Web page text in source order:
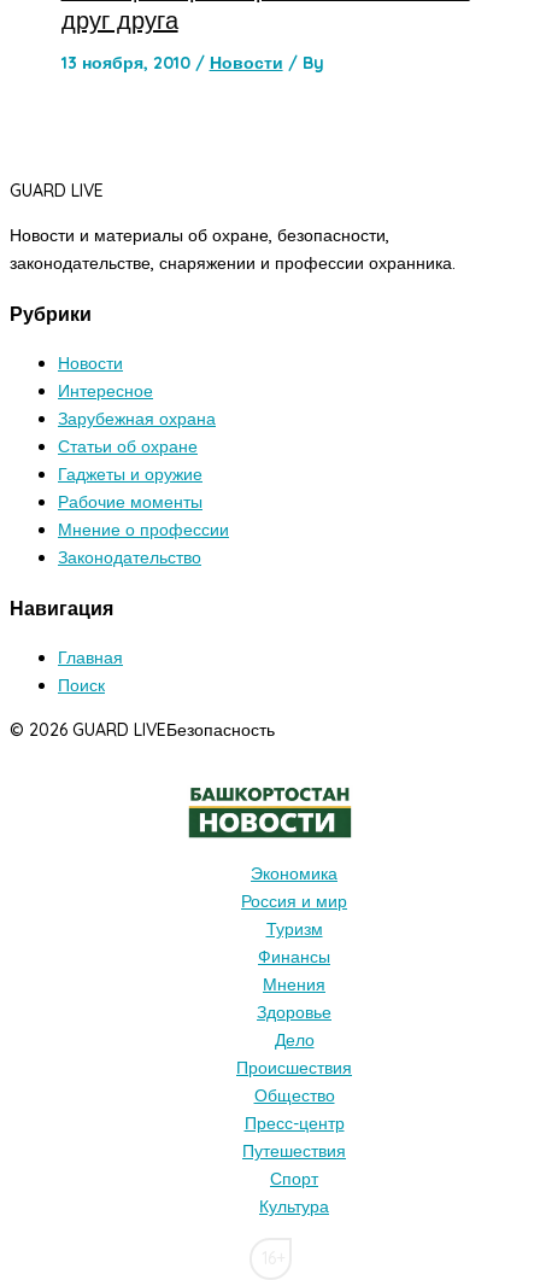
друг друга
13 ноября, 2010 / Новости / By
GUARD LIVE
Новости и материалы об охране, безопасности,
законодательстве, снаряжении и профессии охранника.
Рубрики
Новости
Интересное
Зарубежная охрана
Статьи об охране
Гаджеты и оружие
Рабочие моменты
Мнение о профессии
Законодательство
Навигация
Главная
Поиск
© 2026 GUARD LIVEБезопасность
Экономика
Россия и мир
Туризм
Финансы
Мнения
Здоровье
Дело
Происшествия
Общество
Пресс-центр
Путешествия
Спорт
Культура